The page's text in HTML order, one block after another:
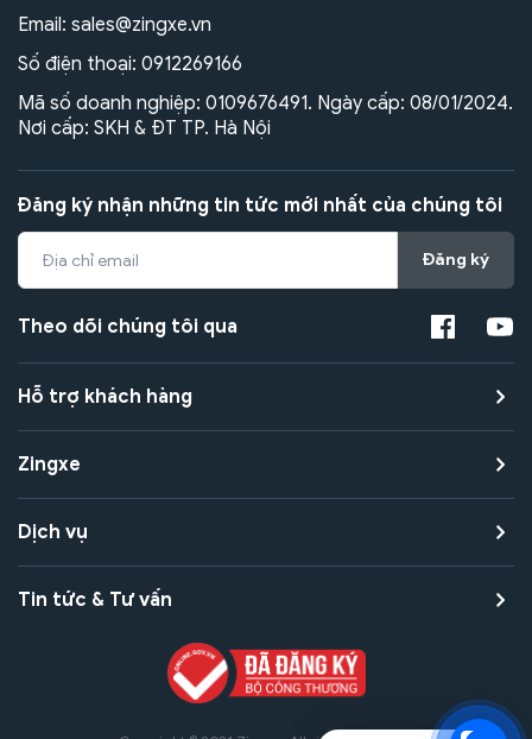
Email: sales@zingxe.vn
Số điện thoại: 0912269166
Mã số doanh nghiệp: 0109676491. Ngày cấp: 08/01/2024.
Nơi cấp: SKH & ĐT TP. Hà Nội
Đăng ký nhận những tin tức mới nhất của chúng tôi
Đăng ký
Theo dõi chúng tôi qua
Hỗ trợ khách hàng
Zingxe
Dịch vụ
Tin tức & Tư vấn